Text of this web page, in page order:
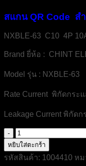
สแกน QR Code ส
NXBLE-63 C10 4P
Brand ยี่ห้อ : CHINT
Model รุ่น : NXBLE-63
Rate Current พิกัดกระแ
Leakage Current พิกัด
จำนวน
NXBLE-
63-
C10-
หยิบใส่ตะกร้า
รหัสสินค้า: 1004410 หม